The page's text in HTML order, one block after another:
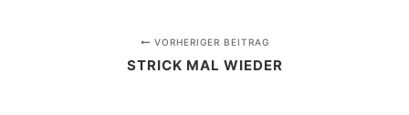
VORHERIGER BEITRAG
STRICK MAL WIEDER